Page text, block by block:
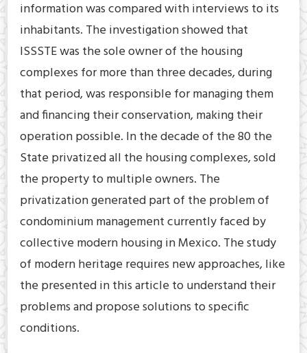
information was compared with interviews to its
inhabitants. The investigation showed that
ISSSTE was the sole owner of the housing
complexes for more than three decades, during
that period, was responsible for managing them
and financing their conservation, making their
operation possible. In the decade of the 80 the
State privatized all the housing complexes, sold
the property to multiple owners. The
privatization generated part of the problem of
condominium management currently faced by
collective modern housing in Mexico. The study
of modern heritage requires new approaches, like
the presented in this article to understand their
problems and propose solutions to specific
conditions.